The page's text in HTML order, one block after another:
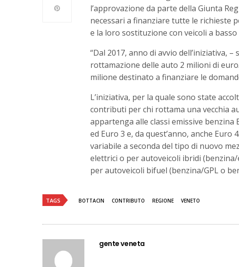
l’approvazione da parte della Giunta
necessari a finanziare tutte le richieste
e la loro sostituzione con veicoli a
“Dal 2017, anno di avvio dell’iniziativa,
rottamazione delle auto 2 milioni di
milione destinato a finanziare le
L’iniziativa, per la quale sono state
contributi per chi rottama una vecchia
appartenga alle classi emissive benzina
ed Euro 3 e, da quest’anno, anche
variabile a seconda del tipo di nuovo
elettrici o per autoveicoli ibridi (benzina/
per autoveicoli bifuel (benzina/GPL o
TAGS BOTTACIN CONTRIBUTO REGIONE VENETO
gente veneta